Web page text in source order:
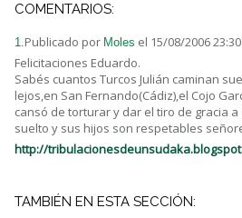
COMENTARIOS:
1.Publicado por Moles el 15/08/2006 23:30
Felicitaciones Eduardo.
Sabés cuantos Turcos Julián caminan
lejos,en San Fernando(Cádiz),el Cojo
cansó de torturar y dar el tiro de gracia
suelto y sus hijos son respetables
http://
TAMBIÉN EN ESTA SECCIÓN: